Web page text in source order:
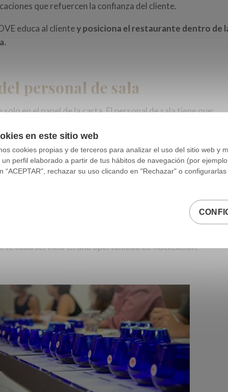
que refuercen la confianza del cliente.
educa al clientey posiciona el restaurante dentro de
.
personal de sala
solo en el papel de la carta. El personal de sala tiene que:
perfiles sensoriales.
sencilla los aceites al cliente.
demaridaje con AOVE.
y profesionalidad.
convirtiendo el servicio en una experiencia
cada servicio en una oportunidad de fidelización.
en este sitio web
cookies propias y de terceros para analizar el uso del sitio web y
perfil elaborado a partir de tus hábitos de navegación (por
“ACEPTAR", rechazar su uso clicando en "Rechazar" o